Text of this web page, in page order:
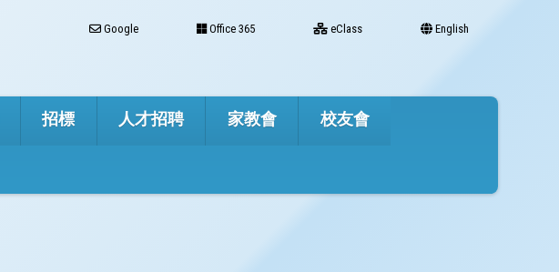
Google Office 365 eClass English
招標 人才招聘 家教會 校友會